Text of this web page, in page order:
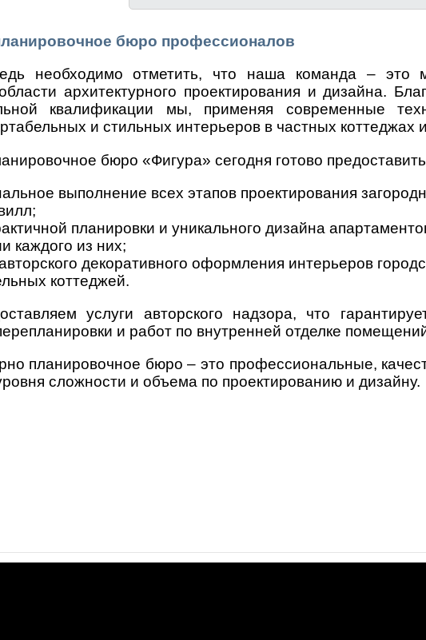
бюро профессионалов
необходимо отметить, что наша команда – это
архитектурного проектирования и дизайна.
квалификации мы, применяя современные
и стильных интерьеров в частных коттеджах
бюро «Фигура» сегодня готово
выполнение всех этапов проектирования
планировки и уникального дизайна
каждого из них;
декоративного оформления интерьеров
коттеджей.
услуги авторского надзора, что
и работ по внутренней отделке
планировочное бюро – это профессиональные,
сложности и объема по проектированию и дизайну.